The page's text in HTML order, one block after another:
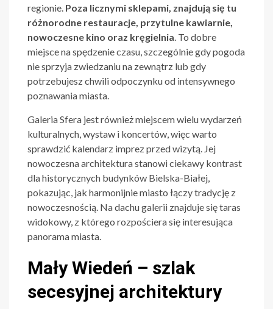
regionie. Poza licznymi sklepami, znajdują się tu
różnorodne restauracje, przytulne kawiarnie,
nowoczesne kino oraz kręgielnia. To dobre
miejsce na spędzenie czasu, szczególnie gdy pogoda
nie sprzyja zwiedzaniu na zewnątrz lub gdy
potrzebujesz chwili odpoczynku od intensywnego
poznawania miasta.
Galeria Sfera jest również miejscem wielu wydarzeń
kulturalnych, wystaw i koncertów, więc warto
sprawdzić kalendarz imprez przed wizytą. Jej
nowoczesna architektura stanowi ciekawy kontrast
dla historycznych budynków Bielska-Białej,
pokazując, jak harmonijnie miasto łączy tradycję z
nowoczesnością. Na dachu galerii znajduje się taras
widokowy, z którego rozpościera się interesująca
panorama miasta.
Mały Wiedeń – szlak
secesyjnej architektury